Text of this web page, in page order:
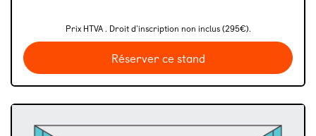
Prix HTVA . Droit d'inscription non inclus (295€).
Réserver ce stand